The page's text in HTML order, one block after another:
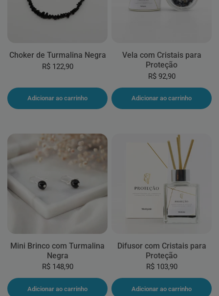
Choker de Turmalina Negra
R$ 122,90
Adicionar ao carrinho
Vela com Cristais para
Proteção
R$ 92,90
Adicionar ao carrinho
Mini Brinco com Turmalina
Negra
R$ 148,90
Adicionar ao carrinho
Difusor com Cristais para
Proteção
R$ 103,90
Adicionar ao carrinho